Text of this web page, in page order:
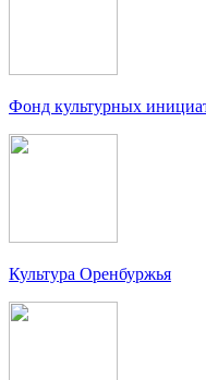
Фонд культурных
Культура Оренбуржья